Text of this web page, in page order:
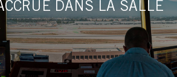
DANS LA SALLE